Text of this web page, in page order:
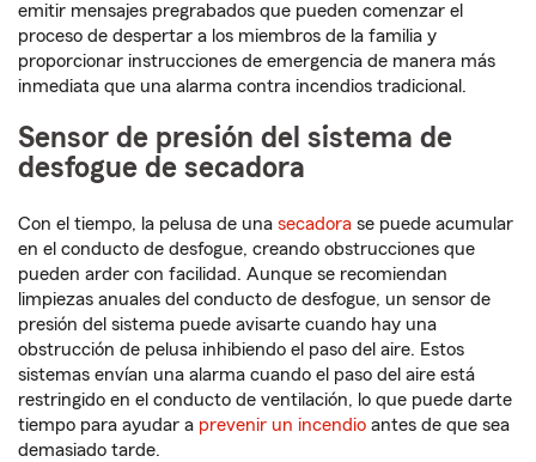
emitir mensajes pregrabados que pueden comenzar el
proceso de despertar a los miembros de la familia y
proporcionar instrucciones de emergencia de manera más
inmediata que una alarma contra incendios tradicional.
Sensor de presión del sistema de
desfogue de secadora
Con el tiempo, la pelusa de una secadora se puede acumular
en el conducto de desfogue, creando obstrucciones que
pueden arder con facilidad. Aunque se recomiendan
limpiezas anuales del conducto de desfogue, un sensor de
presión del sistema puede avisarte cuando hay una
obstrucción de pelusa inhibiendo el paso del aire. Estos
sistemas envían una alarma cuando el paso del aire está
restringido en el conducto de ventilación, lo que puede darte
tiempo para ayudar a prevenir un incendio antes de que sea
demasiado tarde.